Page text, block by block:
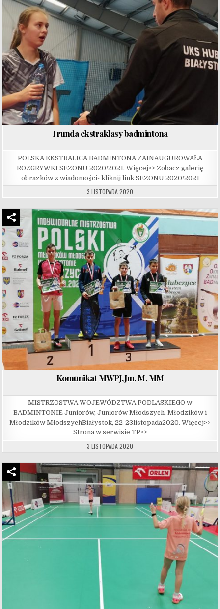
I runda ekstraklasy badmintona
POLSKA EKSTRALIGA BADMINTONA ZAINAUGUROWAŁA
ROZGRYWKI SEZONU 2020/2021. Więcej>> Zobacz galerię
obrazków z wiadomości- kliknij link SEZONU 2020/2021
3 LISTOPADA 2020
Komunikat MWPJ,Jm, M, MM
MISTRZOSTWA WOJEWÓDZTWA PODLASKIEGO w
BADMINTONIE Juniorów, Juniorów Młodszych, Młodzików i
Młodzików MłodszychBiałystok, 22-23listopada2020. Więcej>>
Strona w serwisie TP>>
3 LISTOPADA 2020